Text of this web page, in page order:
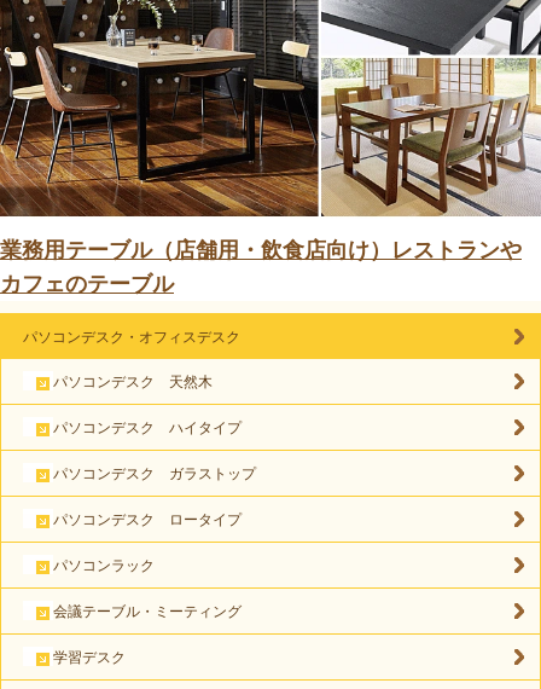
業務用テーブル（店舗用・飲食店向け）レストランや
カフェのテーブル
パソコンデスク・オフィスデスク
パソコンデスク 天然木
パソコンデスク ハイタイプ
パソコンデスク ガラストップ
パソコンデスク ロータイプ
パソコンラック
会議テーブル・ミーティング
学習デスク